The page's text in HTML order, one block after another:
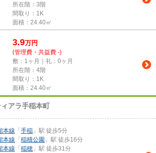
所在階：3階
間取り：1K
面積：24.40㎡
3.9万円
(管理費・共益費 -)
敷：1ヶ月｜礼：0ヶ月
所在階：4階
間取り：1K
面積：24.40㎡
ィアラ手稲本町
本線 「 手稲 」駅 徒歩5分
本線 「 稲積公園 」駅 徒歩16分
本線 「 稲穂 」駅 徒歩31分